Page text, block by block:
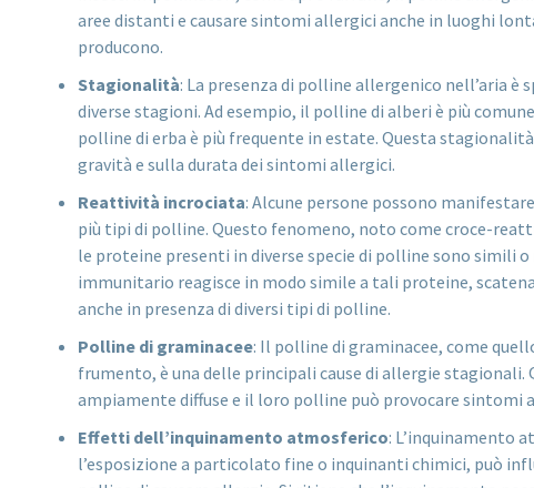
aree distanti e causare sintomi allergici anche in luoghi
producono.
Stagionalità: La presenza di polline allergenico nell’aria è
diverse stagioni. Ad esempio, il polline di alberi è più
polline di erba è più frequente in estate. Questa
gravità e sulla durata dei sintomi allergici.
Reattività incrociata: Alcune persone possono
più tipi di polline. Questo fenomeno, noto come croce-
le proteine presenti in diverse specie di polline sono simili
immunitario reagisce in modo simile a tali proteine,
anche in presenza di diversi tipi di polline.
Polline di graminacee: Il polline di graminacee, come
frumento, è una delle principali cause di allergie stagionali.
ampiamente diffuse e il loro polline può provocare sintomi
Effetti dell’inquinamento atmosferico: L’inquinamento
l’esposizione a particolato fine o inquinanti chimici, può